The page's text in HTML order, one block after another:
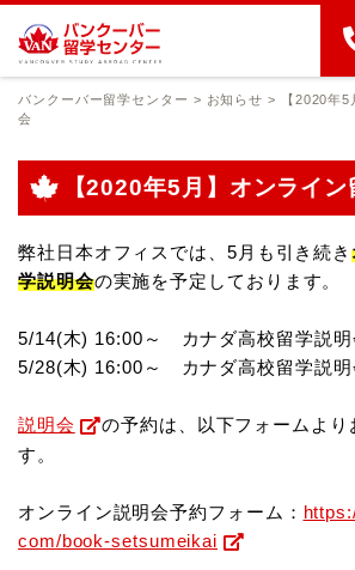
バンクーバー留学センター > お知らせ >
【2020年
会
【2020年5月】オンライ
弊社日本オフィスでは、5月も引き続き
学説明会の実施を予定しております。
5/14(木) 16:00～ カナダ高校留学説明
5/28(木) 16:00～ カナダ高校留学説明
説明会
の予約は、以下フォームより
す。
オンライン説明会予約フォーム：
com/book-setsumeikai